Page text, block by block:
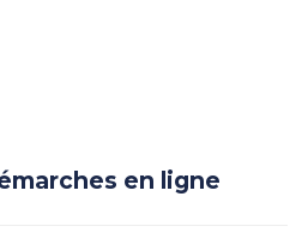
en ligne